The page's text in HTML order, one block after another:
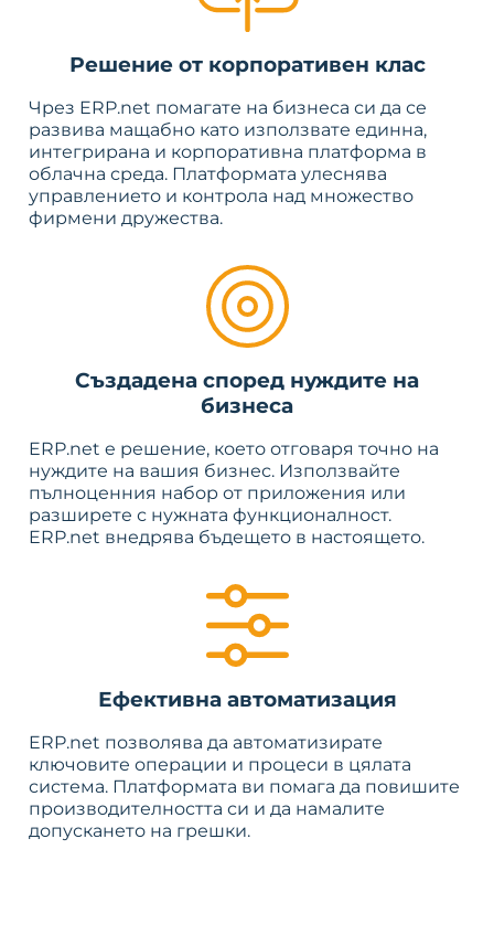
Решение от корпоративен клас
Чрез ERP.net помагате на бизнеса си да се
развива мащабно като използвате единна,
интегрирана и корпоративна платформа в
облачна среда. Платформата улеснява
управлението и контрола над множество
фирмени дружества.
Създадена според нуждите на
бизнеса
ERP.net e решение, което отговаря точно на
нуждите на вашия бизнес. Използвайте
пълноценния набор от приложения или
разширете с нужната функционалност.
ERP.net внедрява бъдещето в настоящето.
Ефективна автоматизация
ERP.net позволява да автоматизирате
ключовите операции и процеси в цялата
система. Платформата ви помага да повишите
производителността си и да намалите
допускането на грешки.